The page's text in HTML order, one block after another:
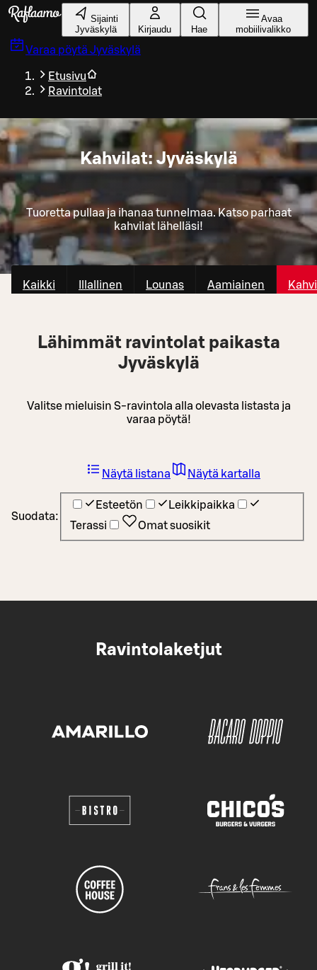
Siirry pääsisältöön
Sijainti
Jyväskylä
Kirjaudu Hae
Avaa
mobiilivalikko
Varaa pöytä Jyväskylä
Etusivu
Ravintolat
Kahvilat: Jyväskylä
Tuoretta pullaa ja ihanaa tunnelmaa. Katso parhaat
kahvilat lähelläsi!
Kaikki Illallinen Lounas Aamiainen
Lähimmät ravintolat paikasta
Jyväskylä
Valitse mieluisin S-ravintola alla olevasta listasta ja
varaa pöytä!
Suodata:
Esteetön
Leikkipaikka
Terassi
Omat suosikit
Näytä listana Näytä kartalla
Ravintolaketjut